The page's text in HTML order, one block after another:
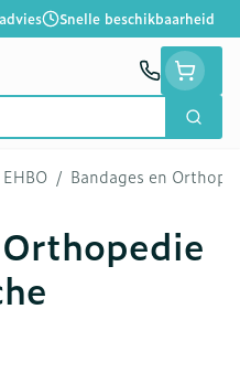
Snelle beschikbaarheid
Zoek
EHBO / Bandages en